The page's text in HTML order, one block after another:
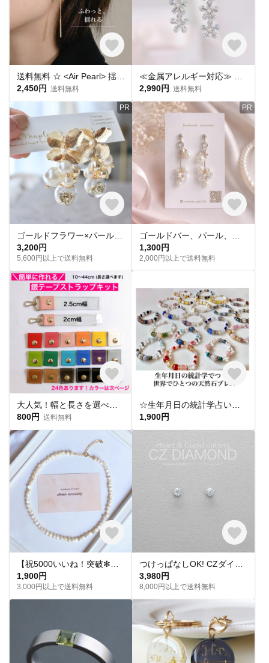
2,450円 送料無料
2,990円 送料無料
PR
3,200円
5,600円以上で送料無料
PR
1,300円
2,000円以上で送料無料
800円 送料無料
1,900円
1,900円
3,000円以上で送料無料
3,980円
8,000円以上で送料無料